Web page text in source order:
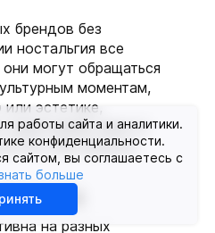
работы сайта и аналитики.
конфиденциальности.
сайтом, вы соглашаетесь с
больше
брендов без
ностальгия все
могут обращаться
моментам,
эстетике,
аудиторией, вместо
на собственное
подход
на разных